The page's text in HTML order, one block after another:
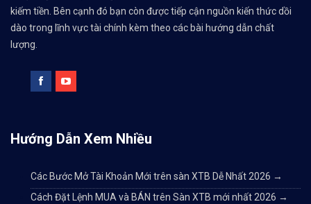
kiếm tiền. Bên cạnh đó bạn còn được tiếp cận nguồn kiến thức dồi
dào trong lĩnh vực tài chính kèm theo các bài hướng dẫn chất
lượng.
Hướng Dẫn Xem Nhiều
Các Bước Mở Tài Khoản Mới trên sàn XTB Dễ Nhất 2026 →
Cách Đặt Lệnh MUA và BÁN trên Sàn XTB mới nhất 2026 →